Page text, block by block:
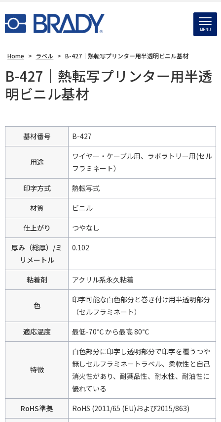
MENU
Home > ラベル > B-427｜熱転写プリンター用半透明ビニル基材
B-427｜熱転写プリンター用半透
明ビニル基材
基材番号 B-427
用途
ワイヤー・ケーブル用、ラボラトリー用(セル
フラミネート）
印字方式
熱転写式
材質
ビニル
仕上がり
つやなし
厚み（総厚）/ミ
リメートル
0.102
粘着剤 アクリル系永久粘着
色
印字可能な白色部分と巻き付け用半透明部分
（セルフラミネート）
適応温度
最低-70℃ から最高 80℃
特徴
白色部分に印字し透明部分で印字を覆うつや
無しセルフラミネートラベル、柔軟性と自己
消火性があり、耐薬品性、耐水性、耐油性に
優れている
RoHS準拠
RoHS (2011/65 (EU)および2015/863)